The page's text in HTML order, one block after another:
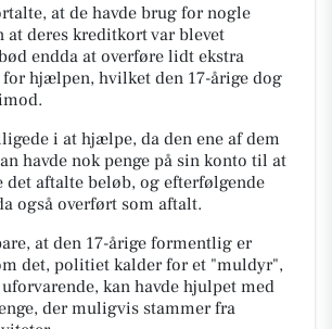
at de havde brug for nogle
at deres kreditkort var blevet
endda at overføre lidt ekstra
for hjælpen, hvilket den 17-årige dog
i at hjælpe, da den ene af dem
havde nok penge på sin konto til at
det aftalte beløb, og efterfølgende
også overført som aftalt.
at den 17-årige formentlig er
det, politiet kalder for et "muldyr",
kan havde hjulpet med
der muligvis stammer fra